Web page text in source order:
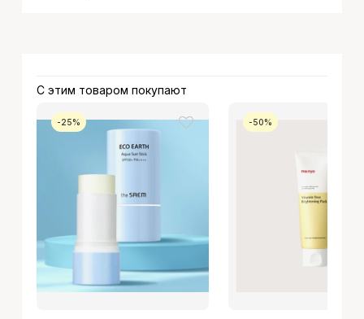
С этим товаром покупают
-25% -50%